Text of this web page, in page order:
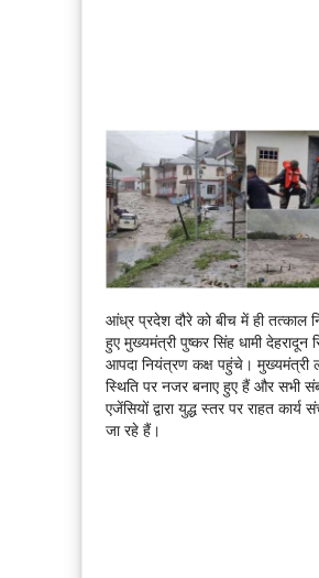
आंध्र प्रदेश दौरे को बीच में ही तत्काल
हुए मुख्यमंत्री पुष्कर सिंह धामी देहरादून
आपदा नियंत्रण कक्ष पहुंचे। मुख्यमंत्री
स्थिति पर नजर बनाए हुए हैं और सभी
एजेंसियों द्वारा युद्ध स्तर पर राहत कार्य
जा रहे हैं।